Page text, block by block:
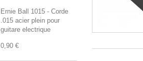
Ernie Ball 1015 - Corde
.015 acier plein pour
guitare electrique
0,90 €